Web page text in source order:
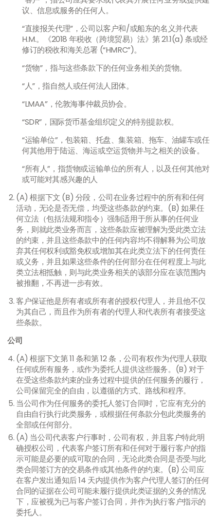
议、信息或服务的任何人。
“直接报关代理”，公司以客户和/或船东的名义并代表
H.M.。《2018 年税收（跨境贸易）法》第 21.1(a) 条或经
修订的税收和海关总署 (“HMRC”)。
“货物”，指与这些条款下的任何业务相关的货物。
“人”，指自然人或任何法人团体。
“LMAA”，伦敦海事仲裁员协会。
“SDR”，国际货币基金组织定义的特别提款权。
“运输单位”，包装箱、托盘、集装箱、拖车、油罐车或任
何其他用于陆运、海运或空运货物并与之相关的设备。
“所有人”，指货物或运输单位的所有人，以及任何其他对
或可能对其感兴趣的人
(A) 根据下文 (B) 分段，公司在业务过程中的所有和任何
活动，无论是否无偿，均受这些条款的约束。(B) 如果任
何立法（包括法规和指令）强制适用于所从事的任何业
务，则就此类业务而言，这些条款应被理解为受此类立法
的约束，并且这些条款中的任何内容均不得解释为公司放
弃其任何权利或豁免权或增加其在此类立法下的任何责任
或义务，并且如果这些条件的任何部分在任何程度上与此
类立法相抵触，则与此类业务相关的该部分应在该范围内
被推翻，不再进一步有效。
客户保证他是所有者或所有者的授权代理人，并且他不仅
为其自己，而且作为所有者的代理人和代表所有者接受这
些条款。
公司
(A) 根据下文第 11 条和第 12 条，公司有权作为代理人获取
任何或所有服务，或作为委托人提供这些服务。(B) 对于
在受这些条款约束的业务过程中提供的任何服务的履行，
公司保留完全的自由，以遵循的方式、路线和程序。
当公司作为任何服务的委托人签订合同时，它应有充分的
自由自行执行此类服务，或根据任何条款分包此类服务的
全部或任何部分。
(A) 当公司代表客户行事时，公司有权，并且客户特此明
确授权公司，代表客户签订所有和任何对于履行客户的指
示可能是必要的或可取的合同，无论此类合同是否受与此
类合同签订方的交易条件或其他条件的约束。(B) 公司应
在客户发出通知后 14 天内提供作为客户代理人签订的任何
合同的证据在公司可能未履行提供此类证据的义务的情况
下，应被视为已与客户签订合同，并作为执行客户指示的
委托人。